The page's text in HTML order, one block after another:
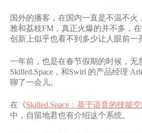
国外的播客，在国内一直是不温不火
雅和荔枝FM，真正火爆的并不多，
创新上似乎也看不到多少让人眼前一
一年前，也是在春节假期的时候，无
Skilled.Space，和Swirl 的产品经理
聊了一会儿。
在《Skilled.Space：基于语音的技能空
中，自留地君也有介绍这个系统。